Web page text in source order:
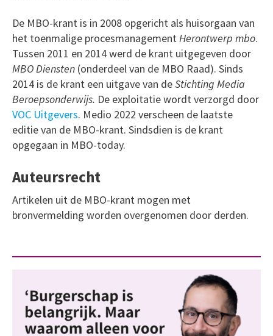
De MBO-krant is in 2008 opgericht als huisorgaan van
het toenmalige procesmanagementHerontwerp mbo.
Tussen 2011 en 2014 werd de krant uitgegeven door
MBO Diensten (onderdeel van de MBO Raad). Sinds
2014 is de krant een uitgave van deStichting Media
Beroepsonderwijs. De exploitatie wordt verzorgd door
VOC Uitgevers. Medio 2022 verscheen de laatste
editie van de MBO-krant. Sindsdien is de krant
opgegaan in MBO-today.
Auteursrecht
Artikelen uit de MBO-krant mogen met
bronvermelding worden overgenomen door derden.